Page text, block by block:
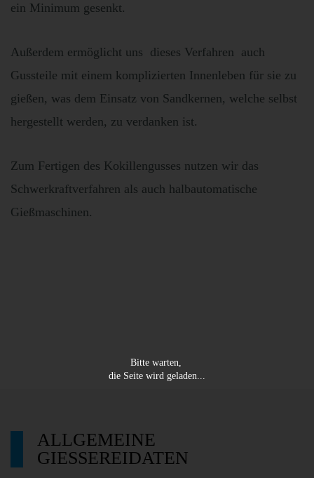
ein Minimum gesenkt.
Außerdem ermöglicht uns dieses Verfahren auch
Gussteile mit einem komplizierten Innenleben für sie zu
gießen, was dem Einsatz von Sandkernen, welche selbst
hergestellt werden, zu verdanken ist.
Zum Fertigen des Kokillengusses nutzen wir das
Schwerkraftverfahren als auch halbautomatische
Gießmaschinen.
ALLGEMEINE
GIESSEREIDATEN